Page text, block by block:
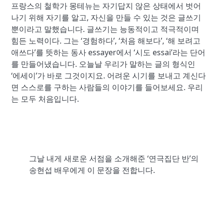
프랑스의 철학가 몽테뉴는 자기답지 않은 상태에서 벗어
나기 위해 자기를 알고, 자신을 만들 수 있는 것은 글쓰기
뿐이라고 말했습니다. 글쓰기는 능동적이고 적극적이며
힘든 노력이다. 그는 ‘경험하다’, ‘처음 해보다’, ‘해 보려고
애쓰다’를 뜻하는 동사 essayer에서 ‘시도 essai’라는 단어
를 만들어냈습니다. 오늘날 우리가 말하는 글의 형식인
‘에세이’가 바로 그것이지요. 어려운 시기를 보내고 계신다
면 스스로를 구하는 사람들의 이야기를 들어보세요. 우리
는 모두 처음입니다.
그날 내게 새로운 서점을 소개해준 ‘연극집단 반’의
송현섭 배우에게 이 문장을 전합니다.